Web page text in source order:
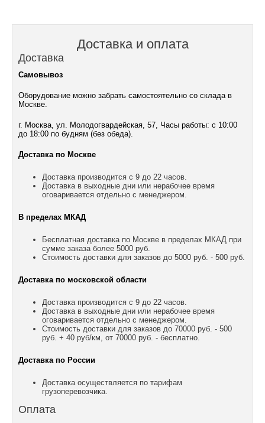
Доставка и оплата
Доставка
Самовывоз
Оборудование можно забрать самостоятельно со склада в
Москве.
г. Москва, ул. Молодогвардейская, 57, Часы работы: с 10:00
до 18:00 по будням (без обеда).
Доставка по Москве
Доставка производится с 9 до 22 часов.
Доставка в выходные дни или нерабочее время
оговаривается отдельно с менеджером.
В пределах МКАД
Бесплатная доставка по Москве в пределах МКАД при
сумме заказа более 5000 руб.
Стоимость доставки для заказов до 5000 руб. - 500 руб.
Доставка по московской области
Доставка производится с 9 до 22 часов.
Доставка в выходные дни или нерабочее время
оговаривается отдельно с менеджером.
Стоимость доставки для заказов до 70000 руб. - 500
руб. + 40 руб/км, от 70000 руб. - бесплатно.
Доставка по России
Доставка осуществляется по тарифам
грузоперевозчика.
Оплата